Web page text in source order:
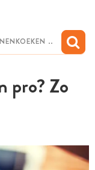
pro? Zo